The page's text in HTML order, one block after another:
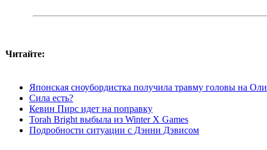
Читайте:
Японская сноубордистка получила травму головы на
Сила есть?
Кевин Пирс идет на поправку
Torah Bright выбыла из Winter X Games
Подробности ситуации с Дэнни Дэвисом